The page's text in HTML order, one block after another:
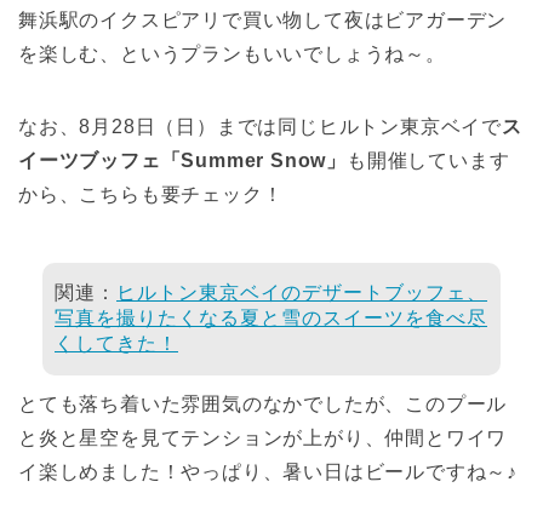
舞浜駅のイクスピアリで買い物して夜はビアガーデン
を楽しむ、というプランもいいでしょうね～。
なお、8月28日（日）までは同じヒルトン東京ベイでス
イーツブッフェ「Summer Snow」
も開催しています
から、こちらも要チェック！
関連：
ヒルトン東京ベイのデザートブッフェ、
写真を撮りたくなる夏と雪のスイーツを食べ尽
くしてきた！
とても落ち着いた雰囲気のなかでしたが、このプール
と炎と星空を見てテンションが上がり、仲間とワイワ
イ楽しめました！やっぱり、暑い日はビールですね～♪